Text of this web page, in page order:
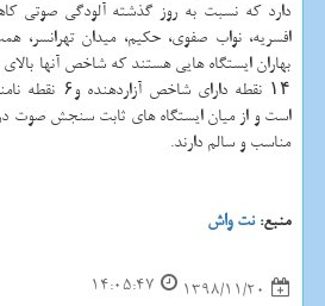
دارد كه نسبت به روز گذشته آلودگی صوتی
افسریه، نواب صفوی، حكیم، میدان تهرانسر،
۱۴ نقطه دارای
است و از میان ایستگاه های ثابت سنجش صوت
مناسب و سالم دارند.
منبع:نت واش
1398/11/20
14:05:47